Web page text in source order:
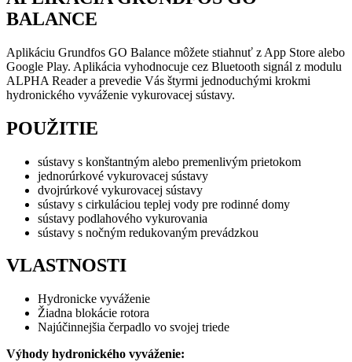
BALANCE
Aplikáciu Grundfos GO Balance môžete stiahnuť z App Store alebo
Google Play. Aplikácia vyhodnocuje cez Bluetooth signál z modulu
ALPHA Reader a prevedie Vás štyrmi jednoduchými krokmi
hydronického vyváženie vykurovacej sústavy.
POUŽITIE
sústavy s konštantným alebo premenlivým prietokom
jednorúrkové vykurovacej sústavy
dvojrúrkové vykurovacej sústavy
sústavy s cirkuláciou teplej vody pre rodinné domy
sústavy podlahového vykurovania
sústavy s nočným redukovaným prevádzkou
VLASTNOSTI
Hydronicke vyváženie
Žiadna blokácie rotora
Najúčinnejšia čerpadlo vo svojej triede
Výhody hydronického vyváženie: